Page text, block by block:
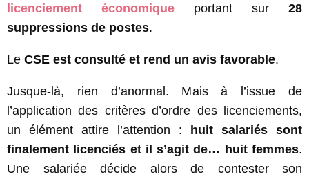
licenciement économique portant sur 28
suppressions de postes.
Le CSE est consulté et rend un avis favorable.
Jusque-là, rien d’anormal. Mais à l’issue de
l’application des critères d’ordre des licenciements,
un élément attire l’attention : huit salariés sont
finalement licenciés et il s’agit de… huit femmes.
Une salariée décide alors de contester son